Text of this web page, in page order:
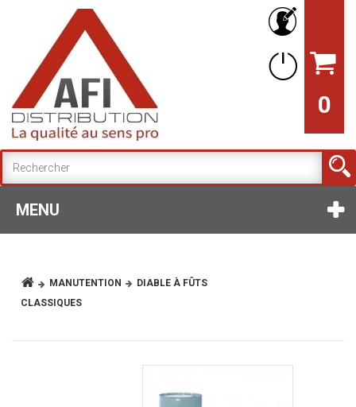
0
MENU
MANUTENTION
DIABLE À FÛTS
CLASSIQUES